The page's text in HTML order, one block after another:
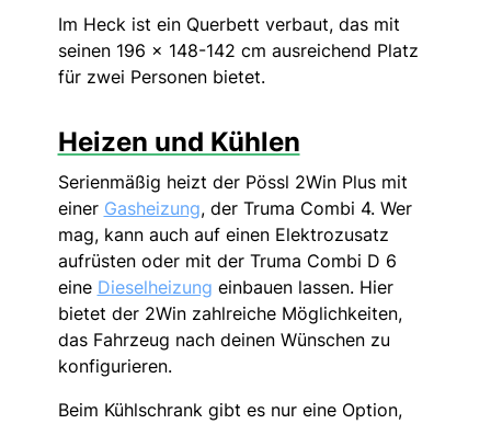
Im Heck ist ein Querbett verbaut, das mit
seinen 196 x 148-142 cm ausreichend Platz
für zwei Personen bietet.
Heizen und Kühlen
Serienmäßig heizt der Pössl 2Win Plus mit
einer Gasheizung, der Truma Combi 4. Wer
mag, kann auch auf einen Elektrozusatz
aufrüsten oder mit der Truma Combi D 6
eine Dieselheizung einbauen lassen. Hier
bietet der 2Win zahlreiche Möglichkeiten,
das Fahrzeug nach deinen Wünschen zu
konfigurieren.
Beim Kühlschrank gibt es nur eine Option,